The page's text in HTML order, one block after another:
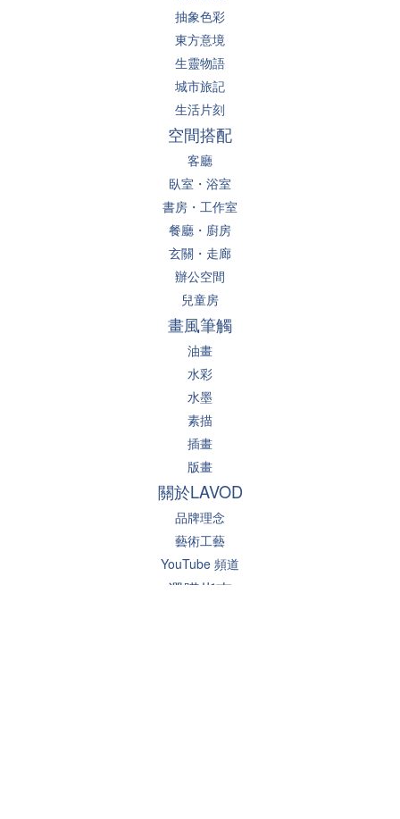
抽象色彩
東方意境
生靈物語
城市旅記
生活片刻
空間搭配
客廳
臥室・浴室
書房・工作室
餐廳・廚房
玄關・走廊
辦公空間
兒童房
畫風筆觸
油畫
水彩
水墨
素描
插畫
版畫
關於LAVOD
品牌理念
藝術工藝
YouTube 頻道
選購指南